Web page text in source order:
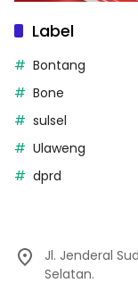
Label
Bontang
Bone
sulsel
Ulaweng
dprd
Jl. Jenderal
Selatan.